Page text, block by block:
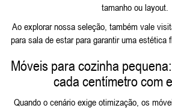
tamanho ou layout.
Ao explorar nossa seleção, também vale
para sala de estarpara garantir uma estética
Móveis para cozinha
cada centímetro com
Quando o cenário exige otimização, os